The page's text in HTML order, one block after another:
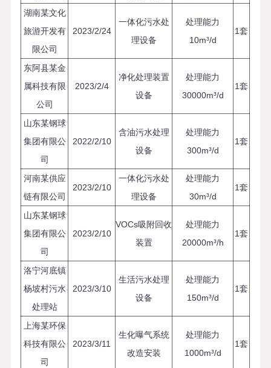
湖南某文化
旅游开发有
限公司
2023/2/24
一体化污水处
理设备
处理能力
10m³/d
1套
东阿县某金
属科技有限
公司
2023/2/4
净化处理装置
设备
处理能力
30000m³/d
1套
山东某钢球
集团有限公
司
2022/2/10
含油污水处理
设备
处理能力
300m³/d
1套
河南某供应
链有限公司
2023/2/10
一体化污水处
理设备
处理能力
30m³/d
1套
山东某钢球
集团有限公
司
2023/2/10
VOCs吸附回收
装置
处理能力
20000m³/h
1套
洛宁河底镇
杨坡村污水
处理站
2023/3/10
生活污水处理
设备
处理能力
150m³/d
1套
上海某环保
科技有限公
司
2023/3/11
生化曝气系统
改造安装
处理能力
1000m³/d
1套